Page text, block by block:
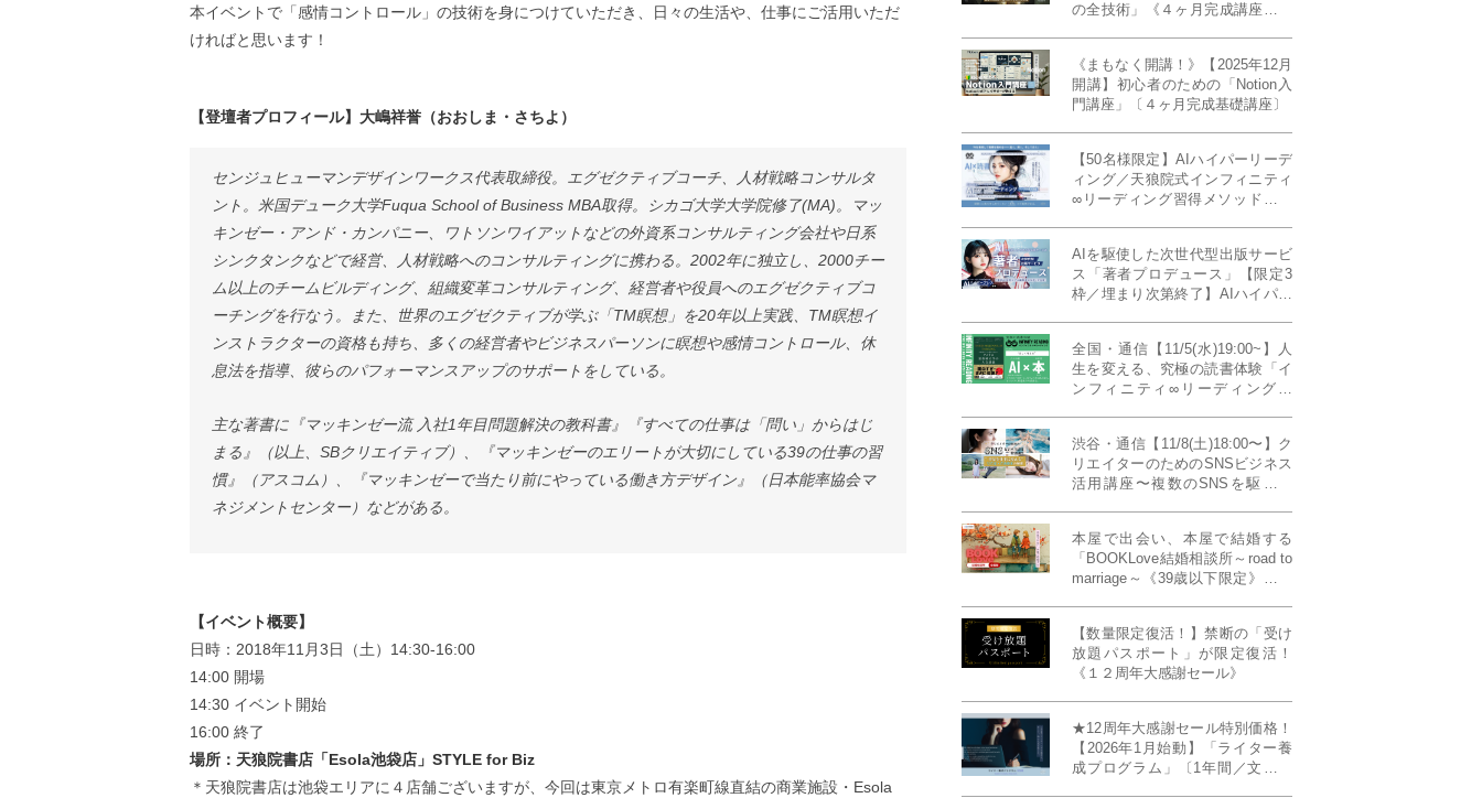
本イベントで「感情コントロール」の技術を身につけていただき、日々の生活や、仕事にご活用いただ
ければと思います！
【登壇者プロフィール】大嶋祥誉（おおしま・さちよ）
センジュヒューマンデザインワークス代表取締役。エグゼクティブコーチ、人材戦略コンサルタ
ント。米国デューク大学Fuqua School of Business MBA取得。シカゴ大学大学院修了(MA)。マッ
キンゼー・アンド・カンパニー、ワトソンワイアットなどの外資系コンサルティング会社や日系
シンクタンクなどで経営、人材戦略へのコンサルティングに携わる。2002年に独立し、2000チー
ム以上のチームビルディング、組織変革コンサルティング、経営者や役員へのエグゼクティブコ
ーチングを行なう。また、世界のエグゼクティブが学ぶ「TM瞑想」を20年以上実践、TM瞑想イ
ンストラクターの資格も持ち、多くの経営者やビジネスパーソンに瞑想や感情コントロール、休
息法を指導、彼らのパフォーマンスアップのサポートをしている。
主な著書に『マッキンゼー流 入社1年目問題解決の教科書』『すべての仕事は「問い」からはじ
まる』（以上、SBクリエイティブ）、『マッキンゼーのエリートが大切にしている39の仕事の習
慣』（アスコム）、『マッキンゼーで当たり前にやっている働き方デザイン』（日本能率協会マ
ネジメントセンター）などがある。
【イベント概要】
日時：2018年11月3日（土）14:30-16:00
14:00 開場
14:30 イベント開始
16:00 終了
場所：天狼院書店「Esola池袋店」STYLE for Biz
＊天狼院書店は池袋エリアに４店舗ございますが、今回は東京メトロ有楽町線直結の商業施設・Esola
の全技術」《４ヶ月完成講座》ー
《まもなく開講！》【2025年12月
開講】初心者のための「Notion入
門講座」〔４ヶ月完成基礎講座〕
【50名様限定】AIハイパーリーデ
ィング／天狼院式インフィニティ
∞リーディング習得メソッド《４
AIを駆使した次世代型出版サービ
ス「著者プロデュース」【限定3
枠／埋まり次第終了】AIハイパー
全国・通信【11/5(水)19:00~】人
生を変える、究極の読書体験「イ
ンフィニティ∞リーディング／
MILLENNIUM THINKING アメリ
カ最高峰大学の人気講義』
渋谷・通信【11/8(土)18:00〜】ク
リエイターのためのSNSビジネス
活用講座〜複数のSNSを駆使し
成ラボPresents》
本屋で出会い、本屋で結婚する
「BOOKLove結婚相談所～road to
marriage～《39歳以下限定》」全
【数量限定復活！】禁断の「受け
放題パスポート」が限定復活！
《１２周年大感謝セール》
★12周年大感謝セール特別価格！
【2026年1月始動】「ライター養
成プログラム」〔1年間／文章講